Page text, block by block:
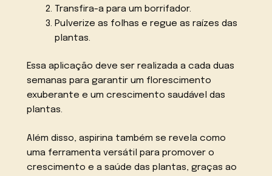
Transfira-a para um borrifador.
Pulverize as folhas e regue as raízes das
plantas.
Essa aplicação deve ser realizada a cada duas
semanas para garantir um florescimento
exuberante e um crescimento saudável das
plantas.
Além disso, aspirina também se revela como
uma ferramenta versátil para promover o
crescimento e a saúde das plantas, graças ao